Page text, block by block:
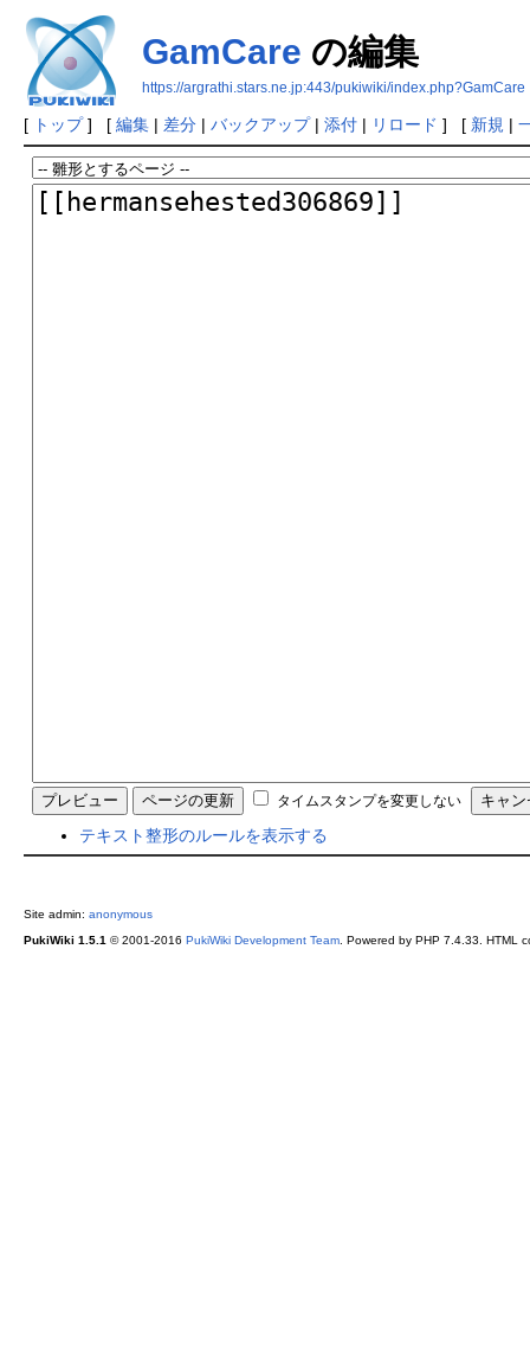
GamCare の編集
https://argrathi.stars.ne.jp:443/pukiwiki/index.php?GamCare
[ トップ] [ 編集| 差分| バックアップ| 添付| リロード ] [ 新規 |
タイムスタンプを変更しない
テキスト整形のルールを表示する
Site admin: anonymous
PukiWiki 1.5.1 © 2001-2016 PukiWiki Development Team. Powered by PHP 7.4.33. HTML